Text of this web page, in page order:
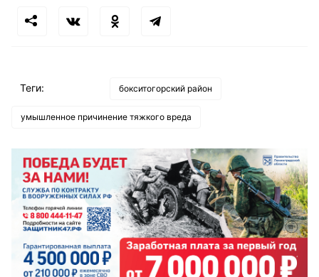
Теги: бокситогорский район
умышленное причинение тяжкого вреда